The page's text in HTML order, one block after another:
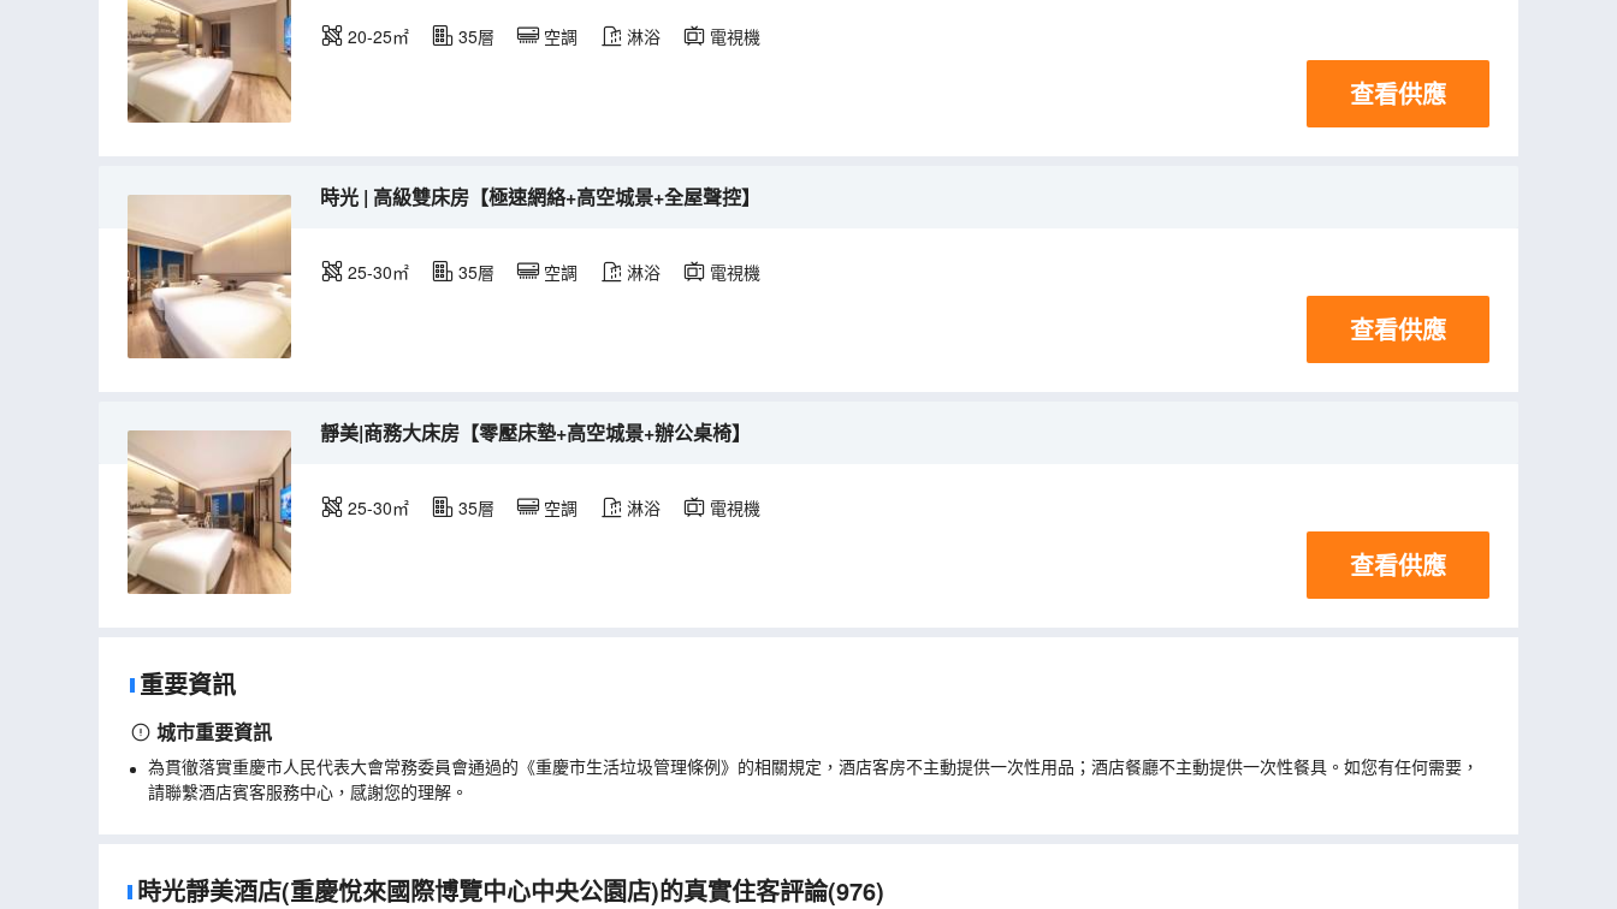
20-25㎡ 35層 空調 淋浴 電視機
查看供應
時光 | 高級雙床房【極速網絡+高空城景+全屋聲控】
25-30㎡ 35層 空調 淋浴 電視機
查看供應
靜美|商務大床房【零壓床墊+高空城景+辦公桌椅】
25-30㎡ 35層 空調 淋浴 電視機
查看供應
重要資訊
城市重要資訊
為貫徹落實重慶市人民代表大會常務委員會通過的《重慶市生活垃圾管理條例》的相關規定，酒店客房不主動提供一次性用品；酒店餐廳不主動提供一次性餐具。如您有任何需要，
請聯繫酒店賓客服務中心，感謝您的理解。
時光靜美酒店(重慶悅來國際博覽中心中央公園店)的真實住客評論(976)